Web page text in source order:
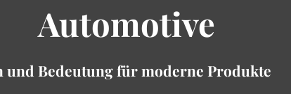
Automotive
Bedeutung für moderne Produkte